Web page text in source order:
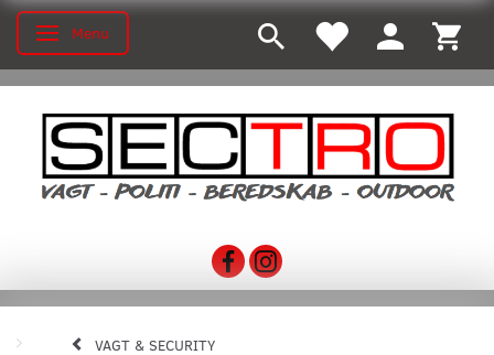
Toggle navigation
Menu
VAGT & SECURITY